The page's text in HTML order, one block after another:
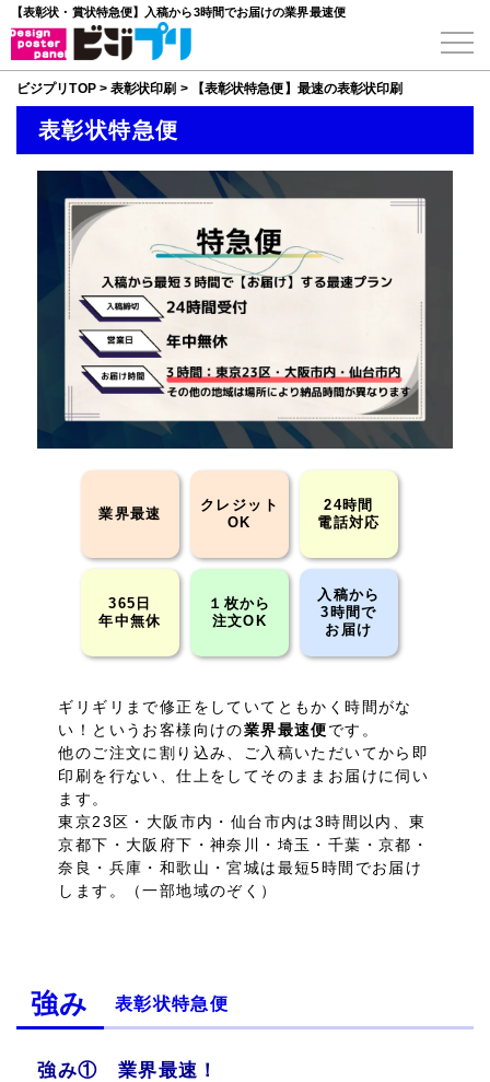
【表彰状・賞状特急便】入稿から3時間でお届けの業界最速便
ビジプリTOP>表彰状印刷 > 【表彰状特急便】最速の表彰状印刷
表彰状特急便
業界最速
クレジット
OK
24時間
電話対応
365日
年中無休
１枚から
注文OK
入稿から
3時間で
お届け
ギリギリまで修正をしていてともかく時間がな
い！というお客様向けの業界最速便です。
他のご注文に割り込み、ご入稿いただいてから即
印刷を行ない、仕上をしてそのままお届けに伺い
ます。
東京23区・大阪市内・仙台市内は3時間以内、東
京都下・大阪府下・神奈川・埼玉・千葉・京都・
奈良・兵庫・和歌山・宮城は最短5時間でお届け
します。（一部地域のぞく）
強み 表彰状特急便
強み① 業界最速！